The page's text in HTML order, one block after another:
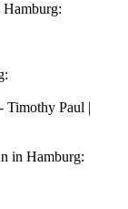
Paul |
in Hamburg: